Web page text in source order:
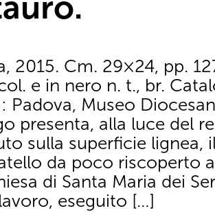
2015. Cm. 29×24, pp.
e in nero n. t., br.
Padova, Museo
presenta, alla luce del
sulla superficie lignea,
da poco riscoperto
di Santa Maria dei
eseguito […]